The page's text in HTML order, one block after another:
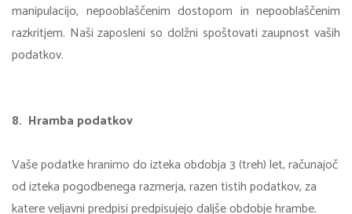
manipulacijo, nepooblaščenim dostopom in nepooblaščenim
razkritjem. Naši zaposleni so dolžni spoštovati zaupnost vaših
podatkov.
8. Hramba podatkov
Vaše podatke hranimo do izteka obdobja 3 (treh) let, računajoč
od izteka pogodbenega razmerja, razen tistih podatkov, za
katere veljavni predpisi predpisujejo daljše obdobje hrambe.